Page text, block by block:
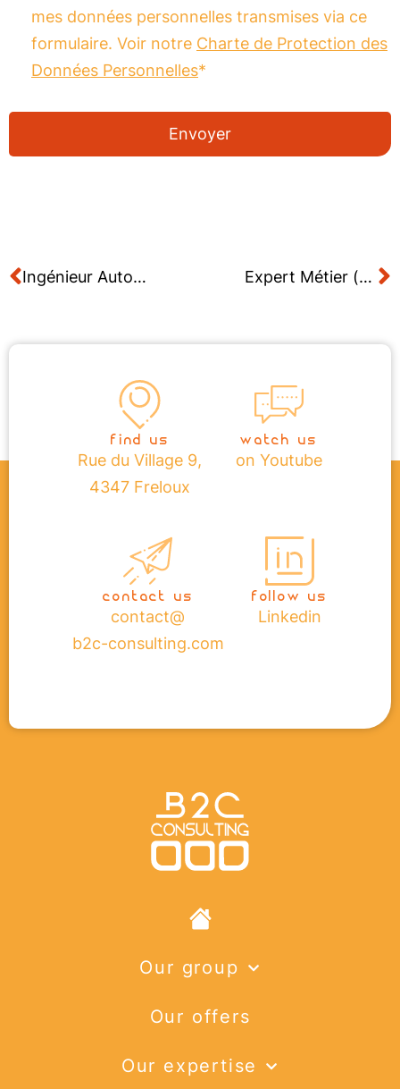
mes données personnelles transmises via ce
formulaire. Voir notre Charte de Protection des
Données Personnelles*
Envoyer
Ingénieur Automation AVEVA – CAPEX Expert Métier (SME) Automation
find us
Rue du Village 9,
4347 Freloux
watch us
on Youtube
contact us
contact@
b2c-consulting.com
follow us
Linkedin
Our group
Our offers
Our expertise